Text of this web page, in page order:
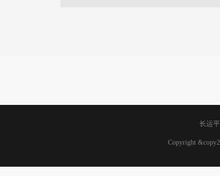
长运
Copyright